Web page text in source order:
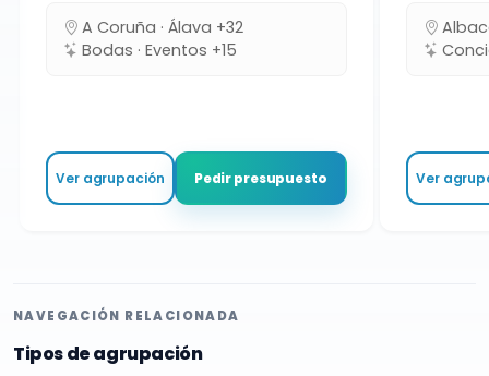
A Coruña · Álava +32
Bodas · Eventos +15
Ver agrupación Pedir presupuesto Ver
NAVEGACIÓN RELACIONADA
Tipos de agrupación